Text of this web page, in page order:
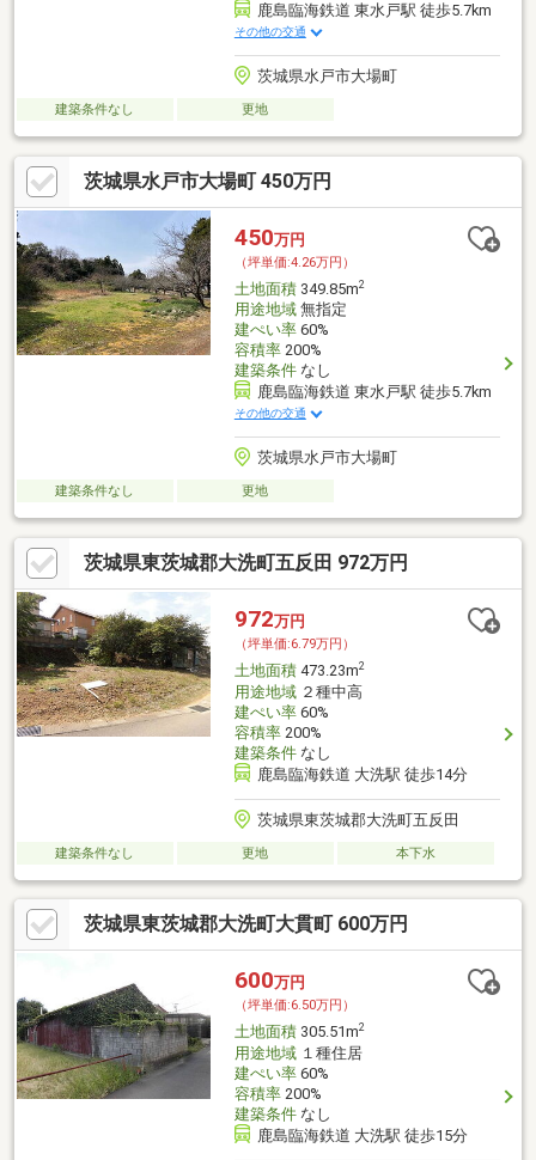
鹿島臨海鉄道 東水戸駅 徒歩5.7km
その他の交通
茨城県水戸市大場町
建築条件なし 更地
茨城県水戸市大場町 450万円
450万円
（坪単価:4.26万円）
土地面積349.85m2
用途地域無指定
建ぺい率60%
容積率200%
建築条件なし
鹿島臨海鉄道 東水戸駅 徒歩5.7km
その他の交通
茨城県水戸市大場町
建築条件なし 更地
茨城県東茨城郡大洗町五反田 972万円
972万円
（坪単価:6.79万円）
土地面積473.23m2
用途地域２種中高
建ぺい率60%
容積率200%
建築条件なし
鹿島臨海鉄道 大洗駅 徒歩14分
茨城県東茨城郡大洗町五反田
建築条件なし 更地 本下水
茨城県東茨城郡大洗町大貫町 600万円
600万円
（坪単価:6.50万円）
土地面積305.51m2
用途地域１種住居
建ぺい率60%
容積率200%
建築条件なし
鹿島臨海鉄道 大洗駅 徒歩15分